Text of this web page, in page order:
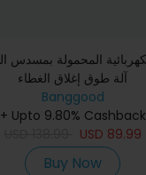
آلة طوق إغلاق الغطاء
Banggood
+ Upto 9.80% Cashback
USD 89.99
Buy Now